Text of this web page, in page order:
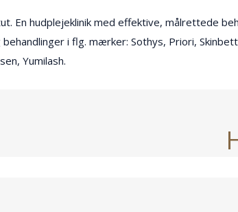
En hudplejeklinik med effektive, målrettede
i flg. mærker: Sothys, Priori,
Yumilash.